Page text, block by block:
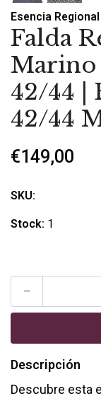
Esencia Regional
Falda
Marino
42/44 |
42/44
€149,00
SKU:
Stock: 1
-
Descripción
Descubre esta